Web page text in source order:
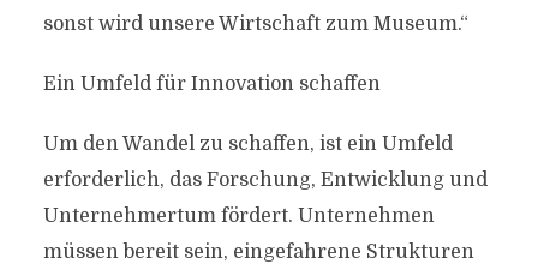
sonst wird unsere Wirtschaft zum Museum.“
Ein Umfeld für Innovation schaffen
Um den Wandel zu schaffen, ist ein Umfeld
erforderlich, das Forschung, Entwicklung und
Unternehmertum fördert. Unternehmen
müssen bereit sein, eingefahrene Strukturen